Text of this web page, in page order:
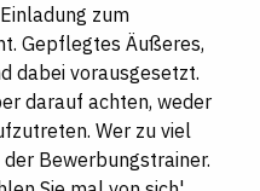
zum
Gepflegtes Äußeres,
dabei vorausgesetzt.
darauf achten, weder
Wer zu viel
Bewerbungstrainer.